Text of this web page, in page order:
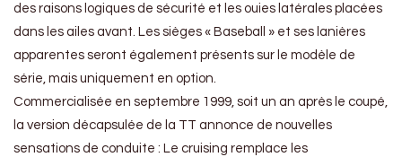
des raisons logiques de sécurité et les ouies latérales placées
dans les ailes avant. Les sièges « Baseball » et ses lanières
apparentes seront également présents sur le modèle de
série, mais uniquement en option.
Commercialisée en septembre 1999, soit un an après le coupé,
la version décapsulée de la TT annonce de nouvelles
sensations de conduite : Le cruising remplace les